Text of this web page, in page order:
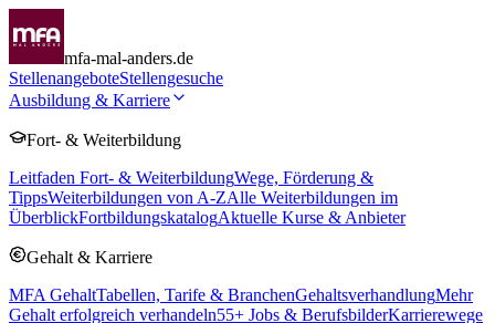
mfa-mal-anders.de
StellenangeboteStellengesuche
Ausbildung & Karriere
Fort- & Weiterbildung
Leitfaden Fort- & WeiterbildungWege, Förderung &
TippsWeiterbildungen von A-ZAlle Weiterbildungen im
ÜberblickFortbildungskatalogAktuelle Kurse & Anbieter
Gehalt & Karriere
MFA GehaltTabellen, Tarife & BranchenGehaltsverhandlungMehr
Gehalt erfolgreich verhandeln55+ Jobs & BerufsbilderKarrierewege